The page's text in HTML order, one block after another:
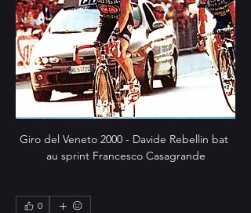
Giro del Veneto 2000 - Davide Rebellin bat
au sprint Francesco Casagrande
0